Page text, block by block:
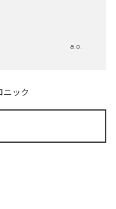
a.o.
ニック